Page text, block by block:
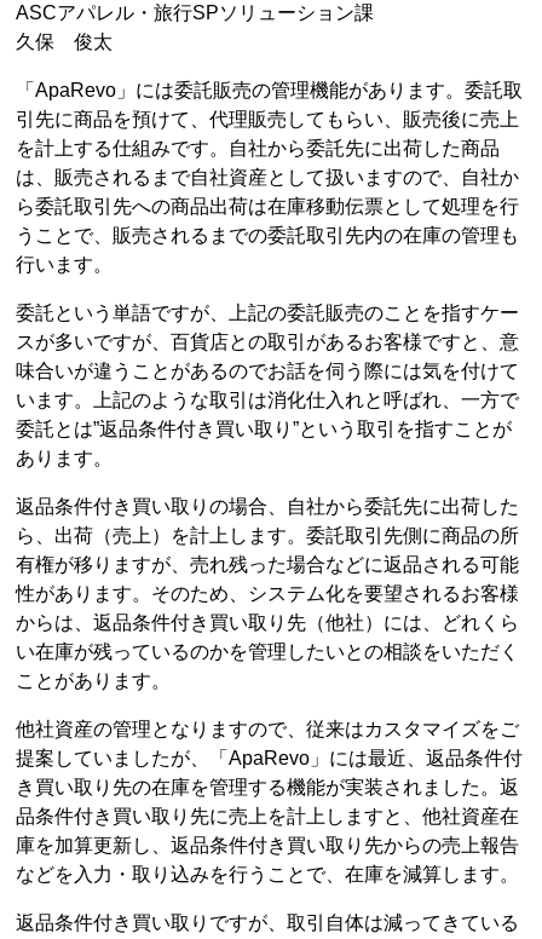
ASCアパレル・旅行SPソリューション課
久保 俊太
「ApaRevo」には委託販売の管理機能があります。委託取
引先に商品を預けて、代理販売してもらい、販売後に売上
を計上する仕組みです。自社から委託先に出荷した商品
は、販売されるまで自社資産として扱いますので、自社か
ら委託取引先への商品出荷は在庫移動伝票として処理を行
うことで、販売されるまでの委託取引先内の在庫の管理も
行います。
委託という単語ですが、上記の委託販売のことを指すケー
スが多いですが、百貨店との取引があるお客様ですと、意
味合いが違うことがあるのでお話を伺う際には気を付けて
います。上記のような取引は消化仕入れと呼ばれ、一方で
委託とは”返品条件付き買い取り”という取引を指すことが
あります。
返品条件付き買い取りの場合、自社から委託先に出荷した
ら、出荷（売上）を計上します。委託取引先側に商品の所
有権が移りますが、売れ残った場合などに返品される可能
性があります。そのため、システム化を要望されるお客様
からは、返品条件付き買い取り先（他社）には、どれくら
い在庫が残っているのかを管理したいとの相談をいただく
ことがあります。
他社資産の管理となりますので、従来はカスタマイズをご
提案していましたが、「ApaRevo」には最近、返品条件付
き買い取り先の在庫を管理する機能が実装されました。返
品条件付き買い取り先に売上を計上しますと、他社資産在
庫を加算更新し、返品条件付き買い取り先からの売上報告
などを入力・取り込みを行うことで、在庫を減算します。
返品条件付き買い取りですが、取引自体は減ってきている